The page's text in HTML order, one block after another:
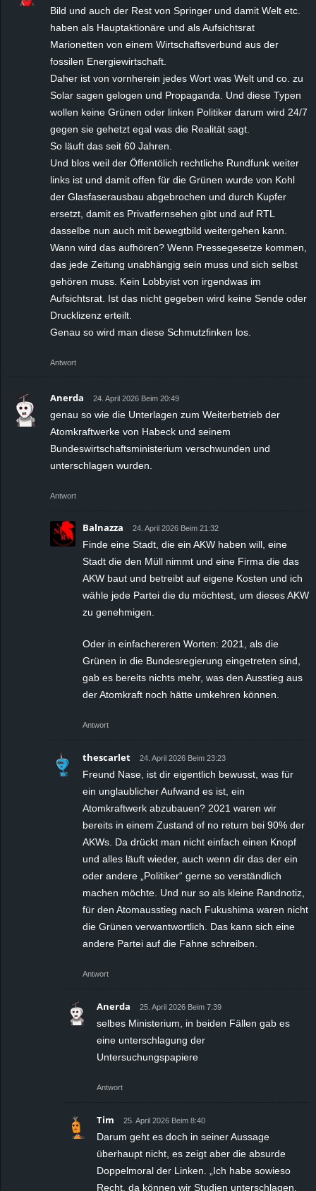
Bild und auch der Rest von Springer und damit Welt etc.
haben als Hauptaktionäre und als Aufsichtsrat
Marionetten von einem Wirtschaftsverbund aus der
fossilen Energiewirtschaft.
Daher ist von vornherein jedes Wort was Welt und co. zu
Solar sagen gelogen und Propaganda. Und diese Typen
wollen keine Grünen oder linken Politiker darum wird 24/7
gegen sie gehetzt egal was die Realität sagt.
So läuft das seit 60 Jahren.
Und blos weil der Öffentölich rechtliche Rundfunk weiter
links ist und damit offen für die Grünen wurde von Kohl
der Glasfaserausbau abgebrochen und durch Kupfer
ersetzt, damit es Privatfernsehen gibt und auf RTL
dasselbe nun auch mit bewegtbild weitergehen kann.
Wann wird das aufhören? Wenn Pressegesetze kommen,
das jede Zeitung unabhängig sein muss und sich selbst
gehören muss. Kein Lobbyist von irgendwas im
Aufsichtsrat. Ist das nicht gegeben wird keine Sende oder
Drucklizenz erteilt.
Genau so wird man diese Schmutzfinken los.
Antwort
Anerda 24. April 2026 Beim 20:49
genau so wie die Unterlagen zum Weiterbetrieb der
Atomkraftwerke von Habeck und seinem
Bundeswirtschaftsministerium verschwunden und
unterschlagen wurden.
Antwort
Balnazza 24. April 2026 Beim 21:32
Finde eine Stadt, die ein AKW haben will, eine
Stadt die den Müll nimmt und eine Firma die das
AKW baut und betreibt auf eigene Kosten und ich
wähle jede Partei die du möchtest, um dieses AKW
zu genehmigen.
Oder in einfachereren Worten: 2021, als die
Grünen in die Bundesregierung eingetreten sind,
gab es bereits nichts mehr, was den Ausstieg aus
der Atomkraft noch hätte umkehren können.
Antwort
thescarlet 24. April 2026 Beim 23:23
Freund Nase, ist dir eigentlich bewusst, was für
ein unglaublicher Aufwand es ist, ein
Atomkraftwerk abzubauen? 2021 waren wir
bereits in einem Zustand of no return bei 90% der
AKWs. Da drückt man nicht einfach einen Knopf
und alles läuft wieder, auch wenn dir das der ein
oder andere „Politiker“ gerne so verständlich
machen möchte. Und nur so als kleine Randnotiz,
für den Atomausstieg nach Fukushima waren nicht
die Grünen verwantwortlich. Das kann sich eine
andere Partei auf die Fahne schreiben.
Antwort
Anerda 25. April 2026 Beim 7:39
selbes Ministerium, in beiden Fällen gab es
eine unterschlagung der
Untersuchungspapiere
Antwort
Tim 25. April 2026 Beim 8:40
Darum geht es doch in seiner Aussage
überhaupt nicht, es zeigt aber die absurde
Doppelmoral der Linken. „Ich habe sowieso
Recht, da können wir Studien unterschlagen,